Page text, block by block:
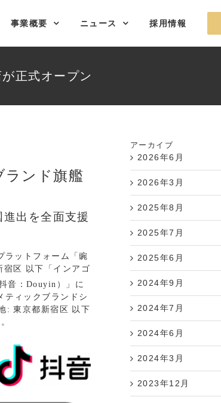
事業概要 ニュース 採用情報
正式オープン
ランド旗艦
出を全面支援
ラットフォーム「豌
区 以下「インアゴ
音：Douyin）」に
ティックブランドシ
: 東京都新宿区 以下
アーカイブ
2026年6月
2026年3月
2025年8月
2025年7月
2025年6月
2024年9月
2024年7月
2024年6月
2024年3月
2023年12月